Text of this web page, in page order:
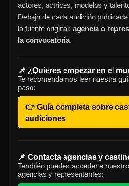
actores, actrices, modelos y
Debajo de cada audición
la fuente original: agencia o
la convocatoria.
📌 ¿Quieres empezar en el
Te recomendamos leer nuestra
paso:
👉 Guía completa sobre
audiciones
📌 Contacta agencias y
También puedes acceder a
agencias y representantes: